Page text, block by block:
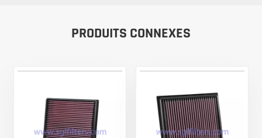
PRODUITS CONNEXES